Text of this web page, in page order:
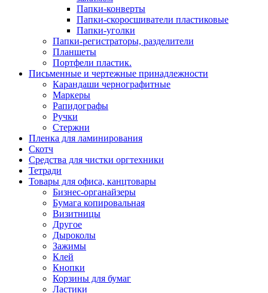
Папки-конверты
Папки-скоросшиватели пластиковые
Папки-уголки
Папки-регистраторы, разделители
Планшеты
Портфели пластик.
Письменные и чертежные принадлежности
Карандаши чернографитные
Маркеры
Рапидографы
Ручки
Стержни
Пленка для ламинирования
Скотч
Средства для чистки оргтехники
Тетради
Товары для офиса, канцтовары
Бизнес-органайзеры
Бумага копировальная
Визитницы
Другое
Дыроколы
Зажимы
Клей
Кнопки
Корзины для бумаг
Ластики